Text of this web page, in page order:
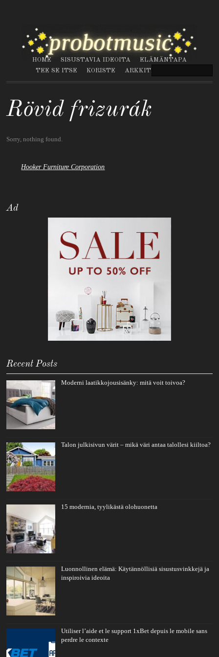
HOME SISUSTAVIA IDEOITA
ELÄMÄNTAPA
TEE SE ITSE
KORISTE ARKKITEHTUURI
Rövid frizurák
Sorry, nothing found.
Hooker Furniture Corporation
Ad
Recent Posts
Moderni laatikkojousisänky: mitä voit toivoa?
Talon julkisivun värit – mikä väri antaa talollesi kiiltoa?
15 modernia, tyylikästä olohuonetta
Luonnollinen elämä: Käytännöllisiä sisustusvinkkejä ja
inspiroivia ideoita
Utiliser l’aide et le support 1xBet depuis le mobile sans
perdre le contexte